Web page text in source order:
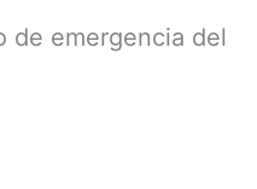
de emergencia del